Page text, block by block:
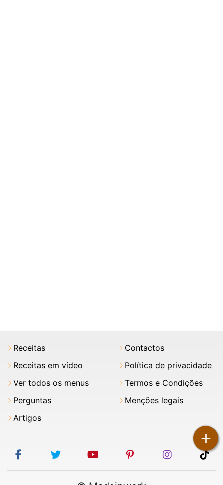
+
Receitas
Receitas em vídeo
Ver todos os menus
Perguntas
Artigos
Contactos
Política de privacidade
Termos e Condições
Menções legais
facebooktwitter youtubepinterestinstagram